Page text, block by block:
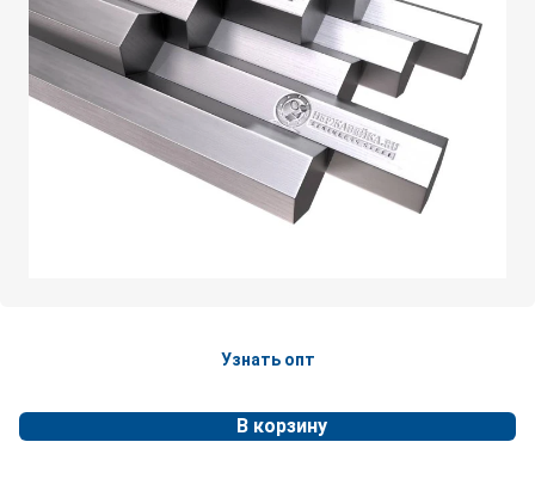
Узнать опт
В корзину